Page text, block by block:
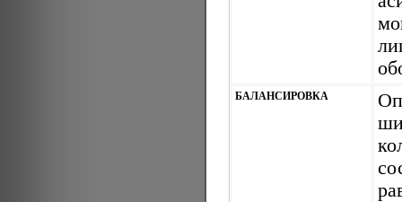
БАЛАНСИРОВКА